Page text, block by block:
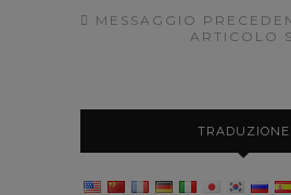
MESSAGGIO
ARTICOLO
TRADUZIONE